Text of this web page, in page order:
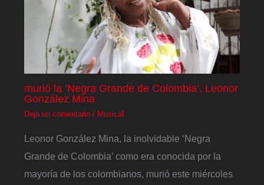
murió la ‘Negra Grande de Colombia’, Leonor
González Mina
Deja un comentario / Musical
Leonor González Mina, la inolvidable ‘Negra
Grande de Colombia’ como era conocida por la
mayoría de los colombianos, murió este miércoles